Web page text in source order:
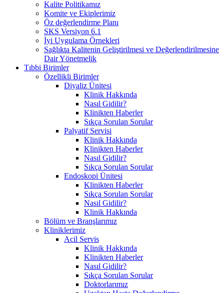
Kalite Politikamız
Komite ve Ekiplerimiz
Öz değerlendirme Planı
SKS Versiyon 6.1
İyi Uygulama Örnekleri
Sağlıkta Kalitenin Geliştirilmesi ve Değerlendirilmesine
Dair Yönetmelik
Tıbbi Birimler
Özellikli Birimler
Diyaliz Ünitesi
Klinik Hakkında
Nasıl Gidilir?
Klinikten Haberler
Sıkça Sorulan Sorular
Palyatif Servisi
Klinik Hakkında
Klinikten Haberler
Nasıl Gidilir?
Sıkça Sorulan Sorular
Endoskopi Ünitesi
Klinikten Haberler
Sıkça Sorulan Sorular
Nasıl Gidilir?
Klinik Hakkında
Bölüm ve Branşlarımız
Kliniklerimiz
Acil Servis
Klinik Hakkında
Klinikten Haberler
Nasıl Gidilir?
Sıkça Sorulan Sorular
Doktorlarımız